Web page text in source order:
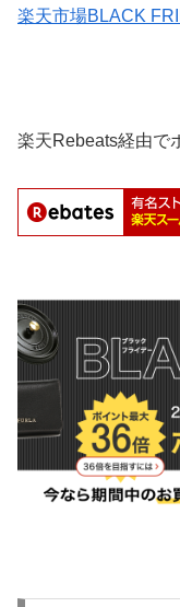
楽天市場BLACK
楽天Rebeats経由で